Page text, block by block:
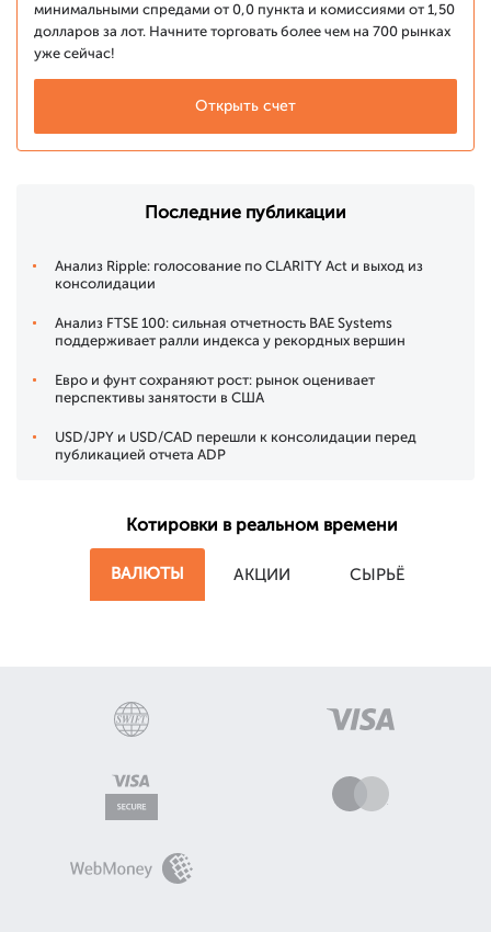
минимальными спредами от 0,0 пункта и комиссиями от 1,50
долларов за лот. Начните торговать более чем на 700 рынках
уже сейчас!
Открыть счет
Последние публикации
Анализ Ripple: голосование по CLARITY Act и выход из
консолидации
Анализ FTSE 100: сильная отчетность BAE Systems
поддерживает ралли индекса у рекордных вершин
Евро и фунт сохраняют рост: рынок оценивает
перспективы занятости в США
USD/JPY и USD/CAD перешли к консолидации перед
публикацией отчета ADP
Котировки в реальном времени
ВАЛЮТЫ АКЦИИ СЫРЬЁ